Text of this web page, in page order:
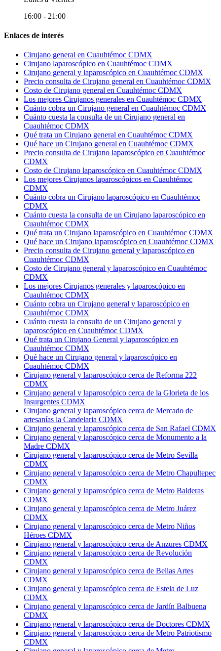
16:00 - 21:00
Enlaces de interés
Cirujano general en Cuauhtémoc CDMX
Cirujano laparoscópico en Cuauhtémoc CDMX
Cirujano general y laparoscópico en Cuauhtémoc CDMX
Precio consulta de Cirujano general en Cuauhtémoc CDMX
Costo de Cirujano general en Cuauhtémoc CDMX
Los mejores Cirujanos generales en Cuauhtémoc CDMX
Cuánto cobra un Cirujano general en Cuauhtémoc CDMX
Cuánto cuesta la consulta de un Cirujano general en
Cuauhtémoc CDMX
Qué trata un Cirujano general en Cuauhtémoc CDMX
Qué hace un Cirujano general en Cuauhtémoc CDMX
Precio consulta de Cirujano laparoscópico en Cuauhtémoc
CDMX
Costo de Cirujano laparoscópico en Cuauhtémoc CDMX
Los mejores Cirujanos laparoscópicos en Cuauhtémoc
CDMX
Cuánto cobra un Cirujano laparoscópico en Cuauhtémoc
CDMX
Cuánto cuesta la consulta de un Cirujano laparoscópico en
Cuauhtémoc CDMX
Qué trata un Cirujano laparoscópico en Cuauhtémoc CDMX
Qué hace un Cirujano laparoscópico en Cuauhtémoc CDMX
Precio consulta de Cirujano general y laparoscópico en
Cuauhtémoc CDMX
Costo de Cirujano general y laparoscópico en Cuauhtémoc
CDMX
Los mejores Cirujanos generales y laparoscópico en
Cuauhtémoc CDMX
Cuánto cobra un Cirujano general y laparoscópico en
Cuauhtémoc CDMX
Cuánto cuesta la consulta de un Cirujano general y
laparoscópico en Cuauhtémoc CDMX
Qué trata un Cirujano General y laparoscópico en
Cuauhtémoc CDMX
Qué hace un Cirujano general y laparoscópico en
Cuauhtémoc CDMX
Cirujano general y laparoscópico cerca de Reforma 222
CDMX
Cirujano general y laparoscópico cerca de la Glorieta de los
Insurgentes CDMX
Cirujano general y laparoscópico cerca de Mercado de
artesanías la Candelaria CDMX
Cirujano general y laparoscópico cerca de San Rafael CDMX
Cirujano general y laparoscópico cerca de Monumento a la
Madre CDMX
Cirujano general y laparoscópico cerca de Metro Sevilla
CDMX
Cirujano general y laparoscópico cerca de Metro Chapultepec
CDMX
Cirujano general y laparoscópico cerca de Metro Balderas
CDMX
Cirujano general y laparoscópico cerca de Metro Juárez
CDMX
Cirujano general y laparoscópico cerca de Metro Niños
Héroes CDMX
Cirujano general y laparoscópico cerca de Anzures CDMX
Cirujano general y laparoscópico cerca de Revolución
CDMX
Cirujano general y laparoscópico cerca de Bellas Artes
CDMX
Cirujano general y laparoscópico cerca de Estela de Luz
CDMX
Cirujano general y laparoscópico cerca de Jardín Balbuena
CDMX
Cirujano general y laparoscópico cerca de Doctores CDMX
Cirujano general y laparoscópico cerca de Metro Patriotismo
CDMX